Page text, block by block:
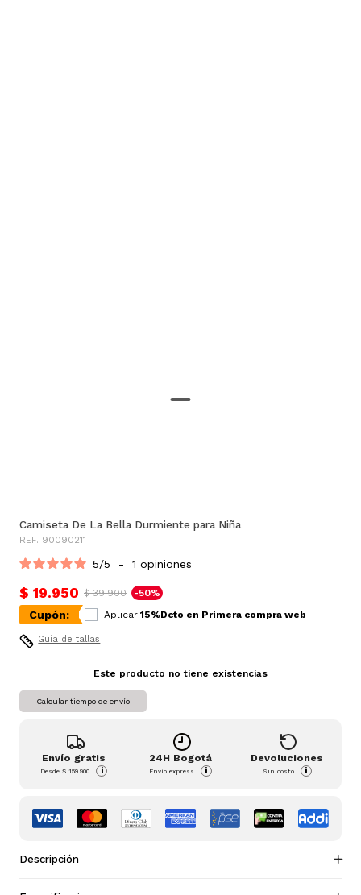
Camiseta De La Bella Durmiente para Niña
REF. 90090211
5/5 - 1 opiniones
$ 19.950 $ 39.900 -50%
Cupón: Aplicar 15%Dcto en Primera compra web
Guia de tallas
Este producto no tiene existencias
Calcular tiempo de envío
Envío gratis
Desde$ 159.900 i
24H Bogotá
Envío express i
Devoluciones
Sin costo i
Descripción